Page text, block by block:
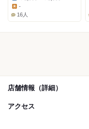
Dinner:
Lunch:
-
16人
店舗情報（詳細）
アクセス